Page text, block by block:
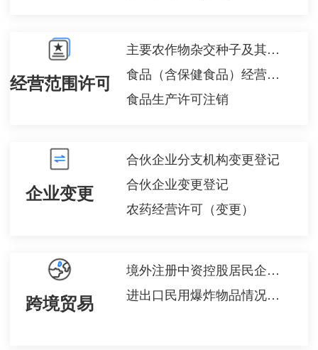
经营范围许可备案
主要农作物杂交种子及其亲本种子生产经营许可证核发
食品（含保健食品）经营许可变更
食品生产许可注销
企业变更
合伙企业分支机构变更登记
合伙企业变更登记
农药经营许可（变更）
跨境贸易
境外注册中资控股居民企业身份认定申请
进出口民用爆炸物品情况备案